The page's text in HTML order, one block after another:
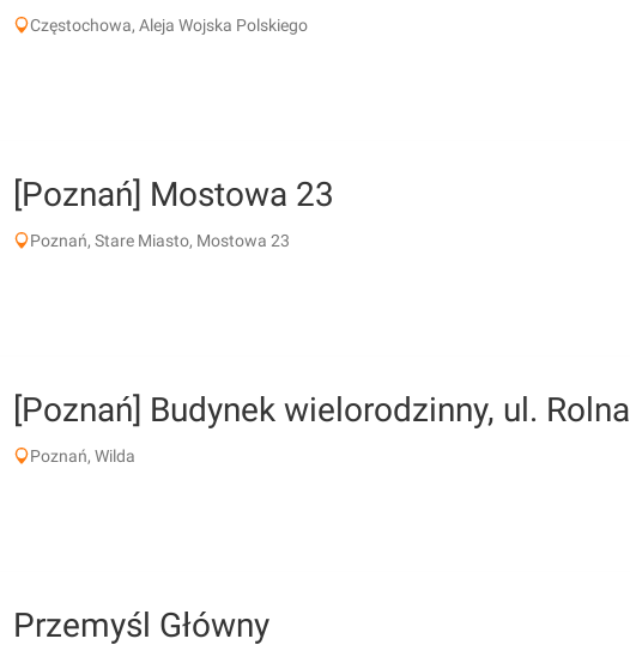
Częstochowa, Aleja Wojska Polskiego
[Poznań] Mostowa 23
Poznań, Stare Miasto, Mostowa 23
[Poznań] Budynek wielorodzinny, ul. Rolna
Poznań, Wilda
Przemyśl Główny